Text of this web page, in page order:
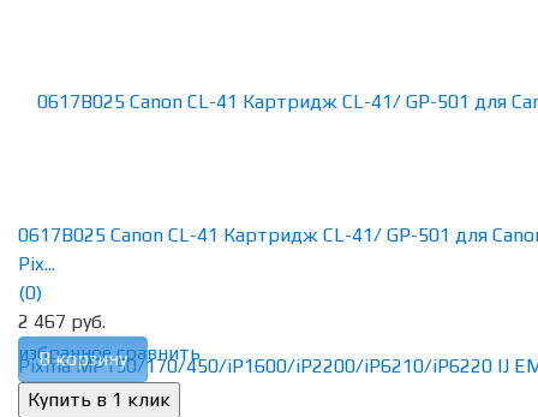
избранное сравнить
0617B025 Canon CL-41 Картридж CL-41/ GP-501 для
Pix...
(0)
2 467 руб.
В корзину